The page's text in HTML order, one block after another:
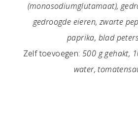
(monosodiumglutamaat),
gedroogde eieren, zwarte
paprika, blad
Zelf toevoegen:500 g gehakt,
water,